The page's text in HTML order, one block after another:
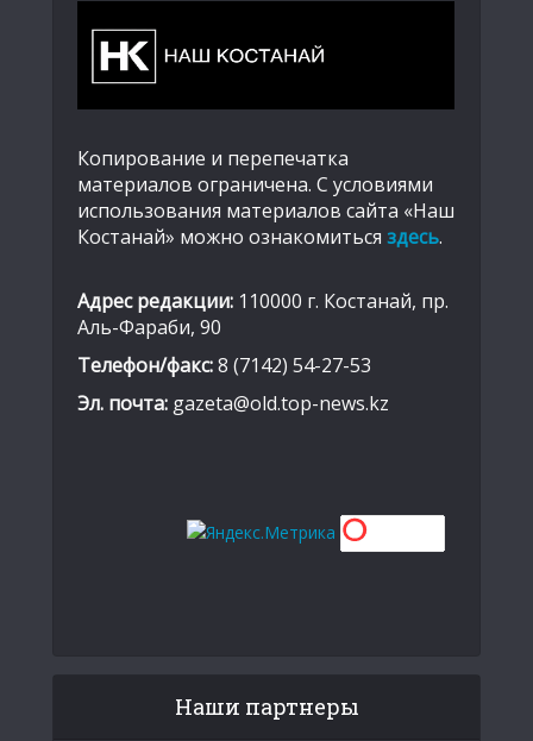
Копирование и перепечатка
материалов ограничена. С условиями
использования материалов сайта «Наш
Костанай» можно ознакомиться здесь.
Адрес редакции: 110000 г. Костанай, пр.
Аль-Фараби, 90
Телефон/факс:8 (7142) 54-27-53
Эл. почта: gazeta@old.top-news.kz
Наши партнеры